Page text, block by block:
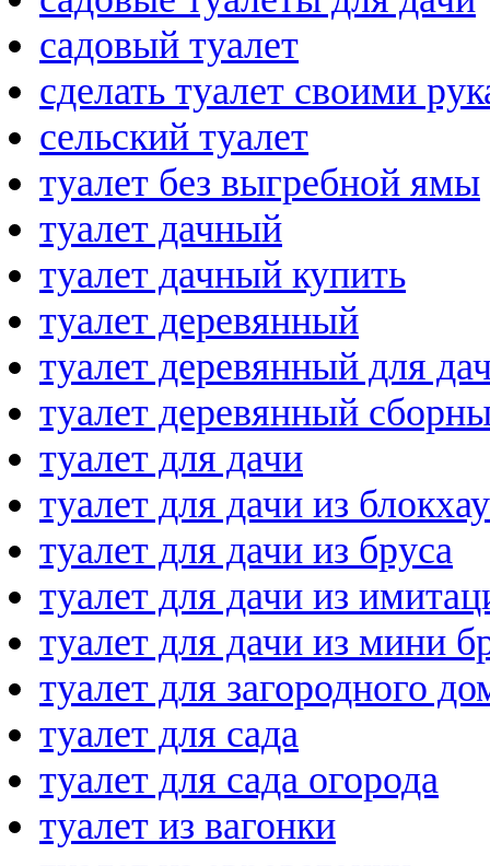
садовый туалет
сделать туалет своими
сельский туалет
туалет без выгребной ямы
туалет дачный
туалет дачный купить
туалет деревянный
туалет деревянный для
туалет деревянный
туалет для дачи
туалет для дачи из
туалет для дачи из бруса
туалет для дачи из
туалет для дачи из мини
туалет для загородного
туалет для сада
туалет для сада огорода
туалет из вагонки